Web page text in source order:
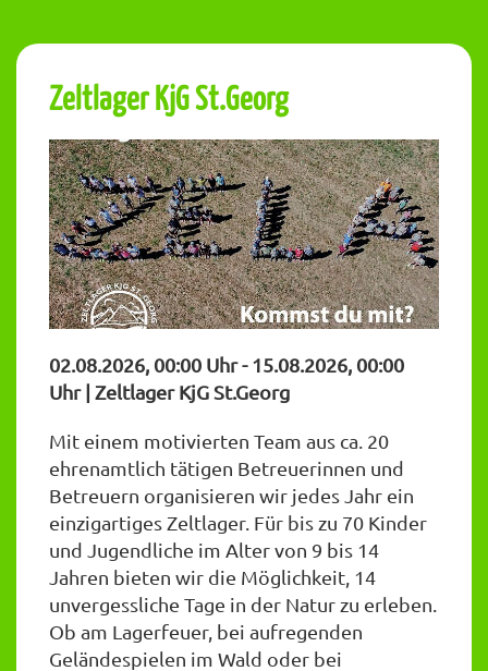
Zeltlager KjG St.Georg
02.08.2026, 00:00 Uhr - 15.08.2026, 00:00
Uhr | Zeltlager KjG St.Georg
Mit einem motivierten Team aus ca. 20
ehrenamtlich tätigen Betreuerinnen und
Betreuern organisieren wir jedes Jahr ein
einzigartiges Zeltlager. Für bis zu 70 Kinder
und Jugendliche im Alter von 9 bis 14
Jahren bieten wir die Möglichkeit, 14
unvergessliche Tage in der Natur zu erleben.
Ob am Lagerfeuer, bei aufregenden
Geländespielen im Wald oder bei